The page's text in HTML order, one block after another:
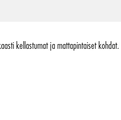
kellastumat ja mattapintaiset